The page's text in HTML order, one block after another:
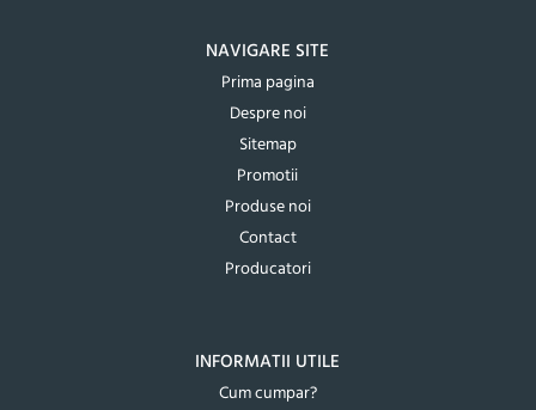
NAVIGARE SITE
Prima pagina
Despre noi
Sitemap
Promotii
Produse noi
Contact
Producatori
INFORMATII UTILE
Cum cumpar?